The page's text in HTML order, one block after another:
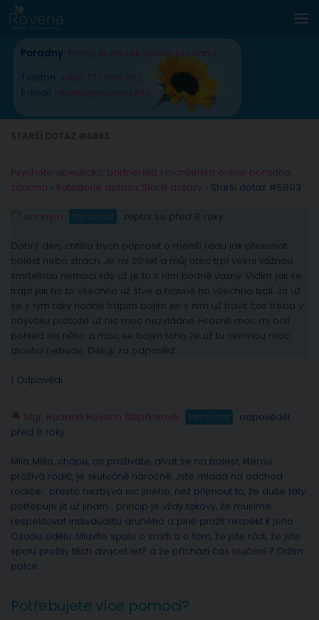
Skip to content
Poradny Praha Nymburk online poradna
Telefon: +420 777 588 352
E-mail: radana@rovena.info
Psychoterapeutická, partnerská i manželská online poradna
zdarma › Kategorie dotazu: Starší dotazy › Starší dotaz #5893
anonym Personál zeptal se před 8 roky
Dobrý den, chtěla bych poprosit o menší radu jak překonat
bolest nebo strach. Je mi 20 let a můj otec trpí velmi vážnou
smrtelnou nemoci kdy už je to s ním hodně vazny. Vidím jak se
trápí jak ho to všechno už štve a hlavně ho všechno bolí. Já už
se s tym taky hodně trápím bojím se s ním už trávit čas třeba v
obýváku protože už nic moc nezvládne. Hrozně moc mi bolí
pohled na něho a moc se bojím toho že už tu semnou moc
dlouho nebude. Děkuji za odpověď .
1 Odpovědi
Mgr. Radana Rovena Štěpánková Personál
odpověděl
před 8 roky
Milá Míšo, chápu, co prožíváte, dívat se na bolest, kterou
prožívá rodič, je skutečně náročné. Jste mladá na odchod
rodiče… přesto nezbývá nic jiného, než přijmout to, že duše táty
potřebuje jít už jinam… princip je vždy takový, že musíme
respektovat indivdualitu druhého a plně prožít respekt k jeho
Osudu, údělu. Mluvíte spolu o smrti a o tom, že jste rádi, že jste
spolu prožily těch dvacet let? a že přichází čas loučení ? Držím
palce.
Potřebujete více pomoci?